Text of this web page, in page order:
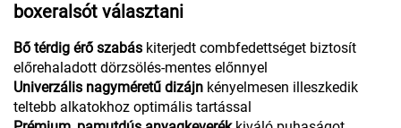
boxeralsót választani
Bő térdig érő szabás kiterjedt combfedettséget biztosít
előrehaladott dörzsölés-mentes előnnyel
Univerzális nagyméretű dizájn kényelmesen illeszkedik
teltebb alkatokhoz optimális tartással